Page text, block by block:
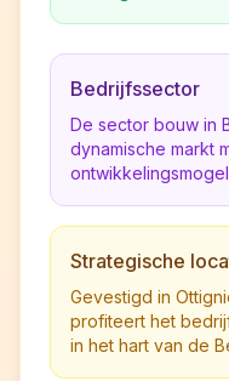
Bedrijfssector
De sector bouw in
dynamische markt
Strategische
Gevestigd in
profiteert het
in het hart van de